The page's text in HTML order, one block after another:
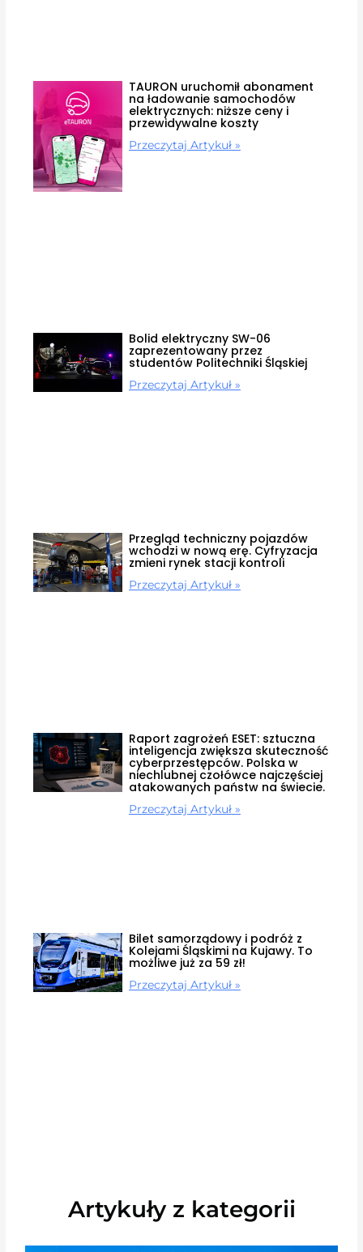
TAURON uruchomił abonament
na ładowanie samochodów
elektrycznych: niższe ceny i
przewidywalne koszty
Przeczytaj Artykuł »
Bolid elektryczny SW-06
zaprezentowany przez
studentów Politechniki Śląskiej
Przeczytaj Artykuł »
Przegląd techniczny pojazdów
wchodzi w nową erę. Cyfryzacja
zmieni rynek stacji kontroli
Przeczytaj Artykuł »
Raport zagrożeń ESET: sztuczna
inteligencja zwiększa skuteczność
cyberprzestępców. Polska w
niechlubnej czołówce najczęściej
atakowanych państw na świecie.
Przeczytaj Artykuł »
Bilet samorządowy i podróż z
Kolejami Śląskimi na Kujawy. To
możliwe już za 59 zł!
Przeczytaj Artykuł »
Artykuły z kategorii